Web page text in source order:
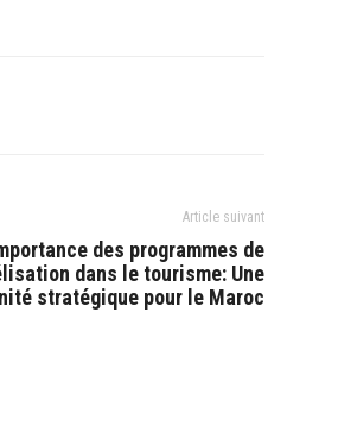
Article suivant
des programmes de
dans le tourisme: Une
stratégique pour le Maroc